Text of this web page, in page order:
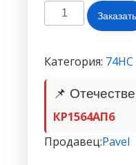
Количество
товара
Заказать
Категория: 74HC
📌
КР1564АП6
Продавец:Pavel